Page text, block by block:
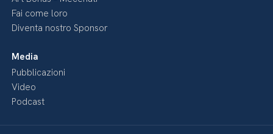
Fai come loro
Diventa nostro Sponsor
Media
Pubblicazioni
Video
Podcast